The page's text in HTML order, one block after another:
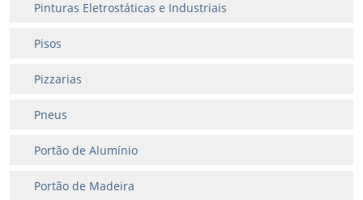
Pinturas Eletrostáticas e Industriais
Pisos
Pizzarias
Pneus
Portão de Alumínio
Portão de Madeira